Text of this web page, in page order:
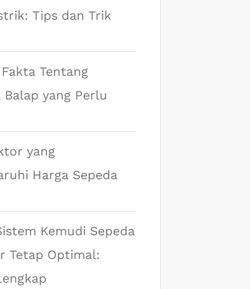
Tips dan Trik
Tentang
Balap yang Perlu
yang
Harga Sepeda
Kemudi Sepeda
Tetap Optimal: